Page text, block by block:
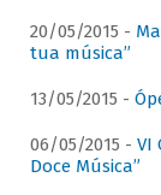
20/05/2015 -
tua música”
13/05/2015 -
06/05/2015 - VI
Doce Música”